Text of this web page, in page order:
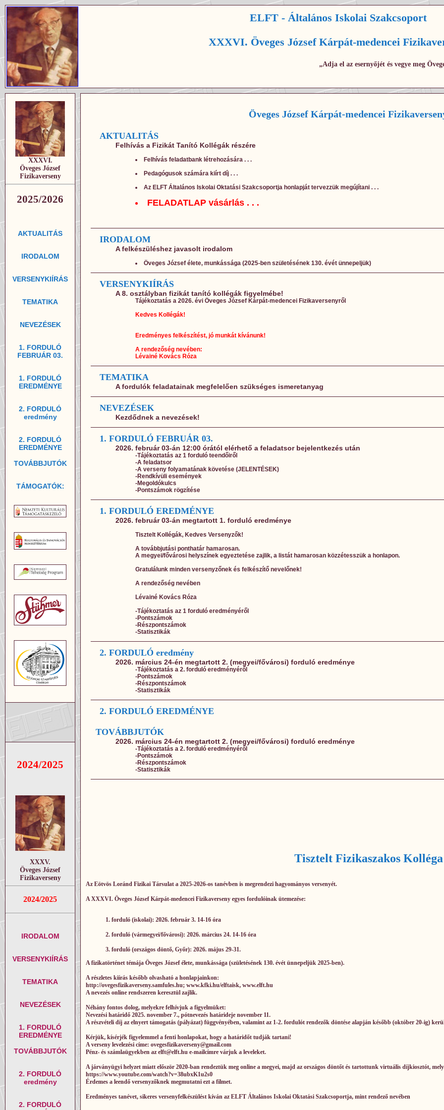
ELFT - Általános Iskolai Szakcsoport
XXXVI. Öveges József Kárpát-medencei
„Adja el az esernyőjét és vegye meg
XXXVI.
Öveges József
Fizikaverseny
2025/2026
AKTUALITÁS
IRODALOM
VERSENYKIÍRÁS
TEMATIKA
NEVEZÉSEK
1. FORDULÓ
FEBRUÁR 03.
1. FORDULÓ
EREDMÉNYE
2. FORDULÓ
eredmény
2. FORDULÓ
EREDMÉNYE
TOVÁBBJUTÓK
TÁMOGATÓK:
2024/2025
XXXV.
Öveges József
Fizikaverseny
2024/2025
IRODALOM
VERSENYKIÍRÁS
TEMATIKA
NEVEZÉSEK
1. FORDULÓ
EREDMÉNYE
TOVÁBBJUTÓK
2. FORDULÓ
eredmény
2. FORDULÓ
Öveges József Kárpát-medencei
AKTUALITÁS
Felhívás a Fizikát Tanító Kollégák részére
Felhívás feladatbank létrehozására . . .
Pedagógusok számára kiírt díj . . .
Az ELFT Általános Iskolai Oktatási Szakcsoportja honlapját tervezzük megújítani . . .
FELADATLAP vásárlás . . .
IRODALOM
A felkészüléshez javasolt irodalom
Öveges József élete, munkássága (2025-ben születésének 130. évét ünnepeljük)
VERSENYKIÍRÁS
A 8. osztályban fizikát tanító kollégák figyelmébe!
Tájékoztatás a 2026. évi Öveges József Kárpát-medencei Fizikaversenyről
Kedves Kollégák!
Eredményes felkészítést, jó munkát kívánunk!
A rendezőség nevében:
Lévainé Kovács Róza
TEMATIKA
A fordulók feladatainak megfelelően szükséges ismeretanyag
NEVEZÉSEK
Kezdődnek a nevezések!
1. FORDULÓ FEBRUÁR 03.
2026. február 03-án 12:00 órától elérhető a feladatsor bejelentkezés után
-Tájékoztatás az 1 forduló teendőiről
-A feladatsor
-A verseny folyamatának követése (JELENTÉSEK)
-Rendkívüli események
-Megoldókulcs
-Pontszámok rögzítése
1. FORDULÓ EREDMÉNYE
2026. február 03-án megtartott 1. forduló eredménye
Tisztelt Kollégák, Kedves Versenyzők!
A továbbjutási ponthatár hamarosan.
A megyei/fővárosi helyszínek egyeztetése zajlik, a listát hamarosan közzétesszük a honlapon.
Gratulálunk minden versenyzőnek és felkészítő nevelőnek!
A rendezőség nevében
Lévainé Kovács Róza
-Tájékoztatás az 1 forduló eredményéről
-Pontszámok
-Részpontszámok
-Statisztikák
2. FORDULÓ eredmény
2026. március 24-én megtartott 2. (megyei/fővárosi) forduló eredménye
-Tájékoztatás a 2. forduló eredményéről
-Pontszámok
-Részpontszámok
-Statisztikák
2. FORDULÓ EREDMÉNYE
TOVÁBBJUTÓK
2026. március 24-én megtartott 2. (megyei/fővárosi) forduló eredménye
-Tájékoztatás a 2. forduló eredményéről
-Pontszámok
-Részpontszámok
-Statisztikák
Tisztelt Fizikaszakos
Az Eötvös Loránd Fizikai Társulat a 2025-2026-os tanévben is megrendezi hagyományos versenyét.
A XXXVI. Öveges József Kárpát-medencei Fizikaverseny egyes fordulóinak ütemezése:
1. forduló (iskolai): 2026. február 3. 14-16 óra
2. forduló (vármegyei/fővárosi): 2026. március 24. 14-16 óra
3. forduló (országos döntő, Győr): 2026. május 29-31.
A fizikatörténet témája Öveges József élete, munkássága (születésének 130. évét ünnepeljük 2025-ben).
A részletes kiírás később olvasható a honlapjainkon:
http://ovegesfizikaverseny.samfules.hu; www.kfki.hu/elftaisk, www.elft.hu
A nevezés online rendszeren keresztül zajlik.
Néhány fontos dolog, melyekre felhívjuk a figyelmüket:
Nevezési határidő 2025. november 7., pótnevezés határideje november 11.
A részvételi díj az elnyert támogatás (pályázat) függvényében, valamint az 1-2. fordulót rendezők döntése alapján később (október 20-ig)
Kérjük, kísérjék figyelemmel a fenti honlapokat, hogy a határidőt tudják tartani!
A verseny levelezési címe: ovegesfizikaverseny@gmail.com
Pénz- és számlaügyekben az elft@elft.hu e-mailcímre várjuk a leveleket.
A járványügyi helyzet miatt először 2020-ban rendeztük meg online a megyei, majd az országos döntőt és tartottunk virtuális díjkiosztót,
https://www.youtube.com/watch?v=38ubxK1u2s0
Érdemes a leendő versenyzőknek megmutatni ezt a filmet.
Eredményes tanévet, sikeres versenyfelkészülést kíván az ELFT Általános Iskolai Oktatási Szakcsoportja, mint rendező nevében